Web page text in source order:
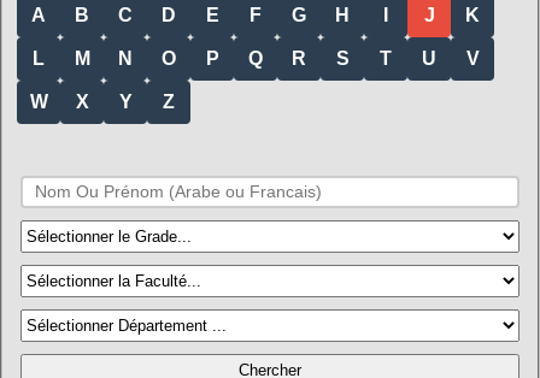
A B C D E F G H J K
L M N O P Q R S T U V
W X Y Z